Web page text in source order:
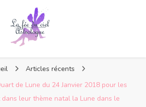
Articles récents
de Lune du 24 Janvier 2018 pour les
leur thème natal la Lune dans le